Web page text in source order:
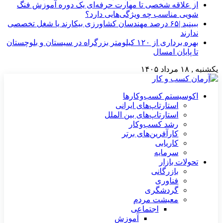
از علاقه شخصی تا مهارت حرفه‌ای یک دوره آموزش فنگ
شویی مناسب چه ویژگی‌هایی دارد؟
ببینید |۶۵ درصد مهندسان کشاورزی بیکارند یا شغل تخصصی
ندارند
بهره برداری از ۱۲۰ کیلومتر بزرگراه در سیستان و بلوچستان
تا پایان امسال
یکشنبه , ۱۸ مرداد ۱۴۰۵
اکوسیستم کسب‌وکارها
استارتاپ‌های ایرانی
استارتاپ‌های بین الملل
رشد کسب‌وکار
کارآفرین‌های برتر
کاریابی
سرمایه
تحولات بازار
بازرگانی
فناوری
گردشگری
معیشت مردم
اجتماعی
آموزش